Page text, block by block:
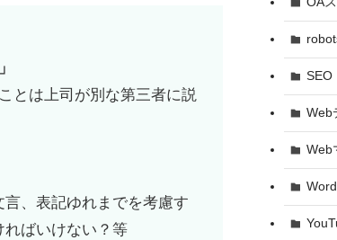
とは上司が別な第三者に説
、表記ゆれまでを考慮す
ばいけない？等
SEO
Web
Web